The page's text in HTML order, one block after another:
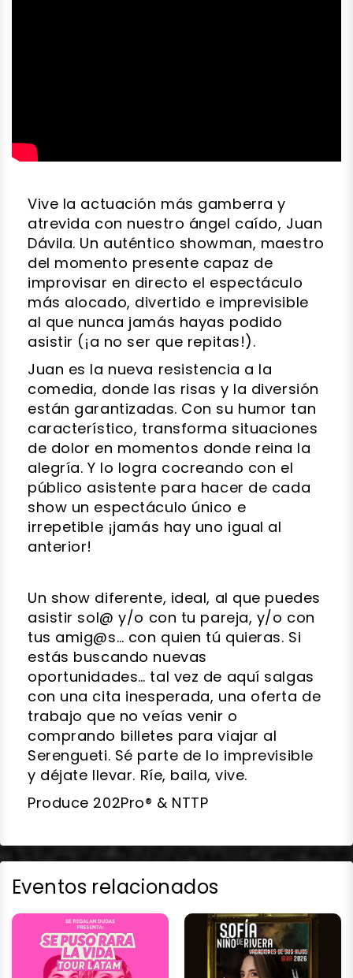
Vive la actuación más gamberra y
atrevida con nuestro ángel caído, Juan
Dávila. Un auténtico showman, maestro
del momento presente capaz de
improvisar en directo el espectáculo
más alocado, divertido e imprevisible
al que nunca jamás hayas podido
asistir (¡a no ser que repitas!).
Juan es la nueva resistencia a la
comedia, donde las risas y la diversión
están garantizadas. Con su humor tan
característico, transforma situaciones
de dolor en momentos donde reina la
alegría. Y lo logra cocreando con el
público asistente para hacer de cada
show un espectáculo único e
irrepetible ¡jamás hay uno igual al
anterior!
Un show diferente, ideal, al que puedes
asistir sol@ y/o con tu pareja, y/o con
tus amig@s… con quien tú quieras. Si
estás buscando nuevas
oportunidades… tal vez de aquí salgas
con una cita inesperada, una oferta de
trabajo que no veías venir o
comprando billetes para viajar al
Serengueti. Sé parte de lo imprevisible
y déjate llevar. Ríe, baila, vive.
Produce 202Pro® & NTTP
Eventos relacionados